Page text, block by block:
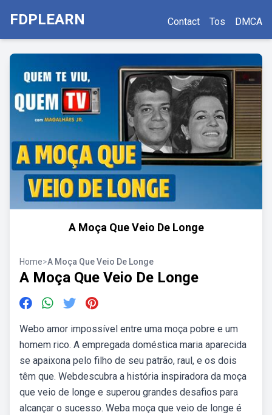
FDPLEARN Contact Tos DMCA
A Moça Que Veio De Longe
Home>A Moça Que Veio De Longe
A Moça Que Veio De Longe
Webo amor impossível entre uma moça pobre e um
homem rico. A empregada doméstica maria aparecida
se apaixona pelo filho de seu patrão, raul, e os dois
têm que. Webdescubra a história inspiradora da moça
que veio de longe e superou grandes desafios para
alcançar o sucesso. Weba moça que veio de longe é